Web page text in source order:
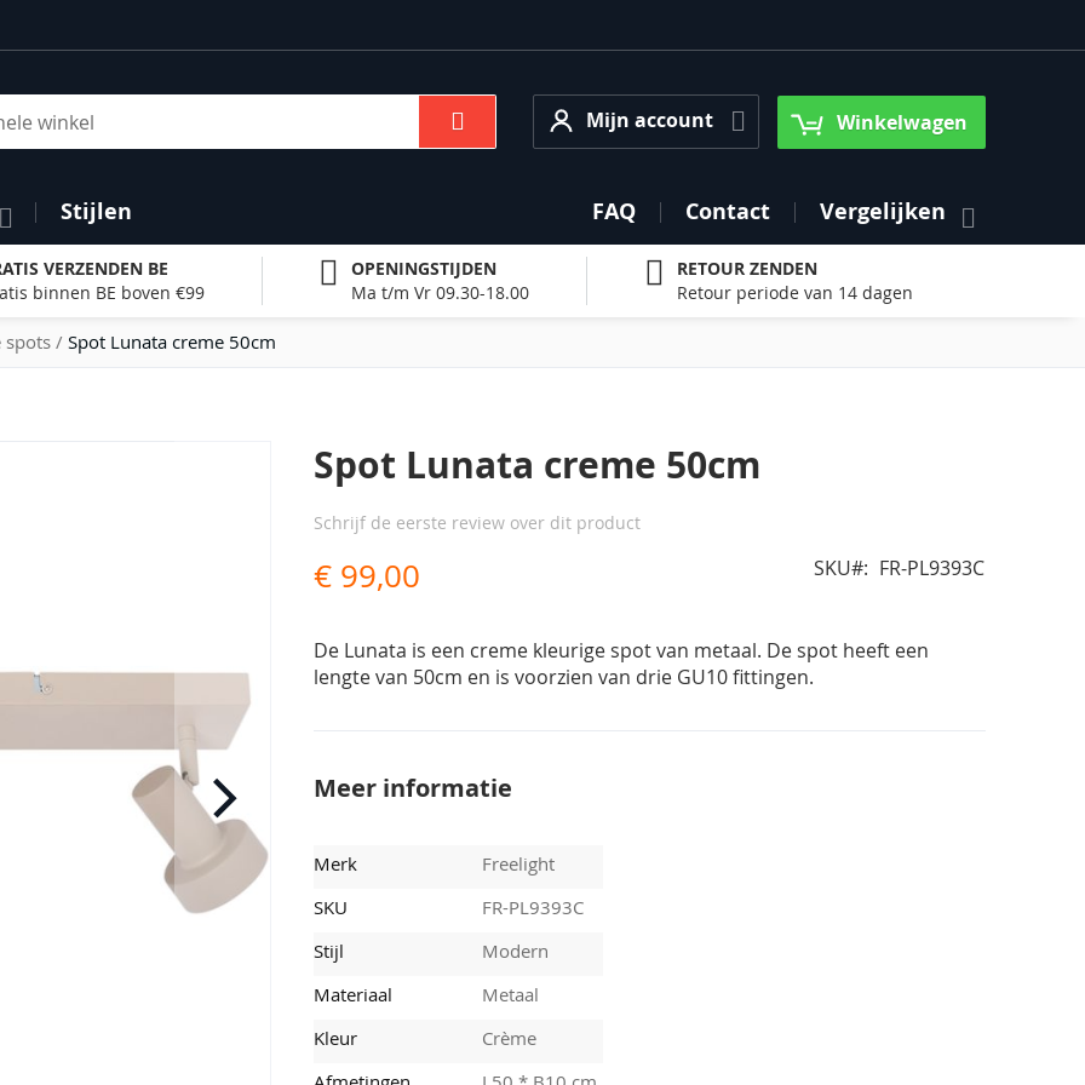
Mijn account
Mijn account Winkelwagen
Stijlen FAQ Contact Vergelijken
VERZENDEN BE
binnen BE boven €99
OPENINGSTIJDEN
Ma t/m Vr 09.30-18.00
RETOUR ZENDEN
Retour periode van 14 dagen
spots Spot Lunata creme 50cm
Spot Lunata creme 50cm
Schrijf de eerste review over dit product
€ 99,00 SKU FR-PL9393C
De Lunata is een creme kleurige spot van metaal. De spot heeft een
lengte van 50cm en is voorzien van drie GU10 fittingen.
Meer informatie
Merk
Freelight
SKU
FR-PL9393C
Stijl
Modern
Materiaal
Metaal
Kleur
Crème